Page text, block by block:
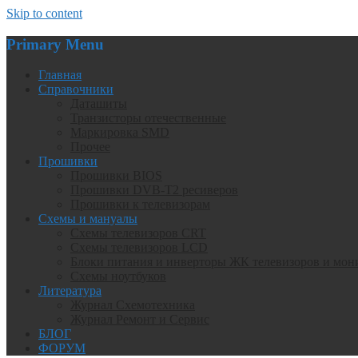
Skip to content
Primary Menu
Главная
Справочники
Прошивки
Схемы и мануалы
Литература
БЛОГ
ФОРУМ